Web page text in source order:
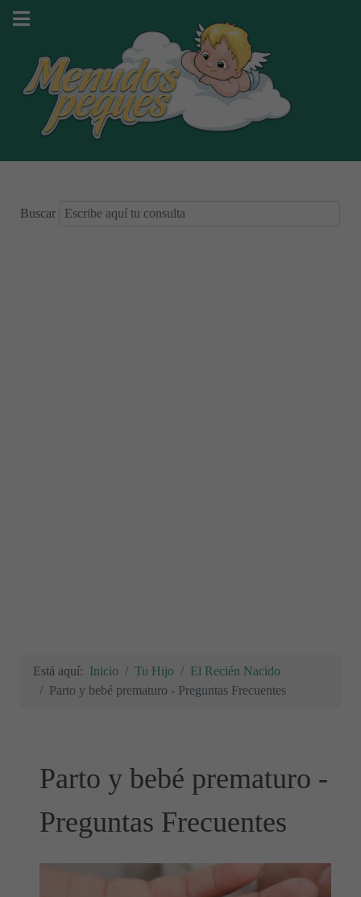
Buscar
Está aquí: Inicio Tu Hijo
El Recién Nacido
Parto y bebé prematuro - Preguntas Frecuentes
Parto y bebé prematuro -
Preguntas Frecuentes